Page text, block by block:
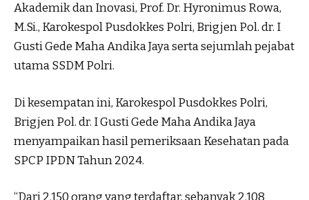
Akademik dan Inovasi, Prof. Dr. Hyronimus Rowa,
M.Si., Karokespol Pusdokkes Polri, Brigjen Pol. dr. I
Gusti Gede Maha Andika Jaya serta sejumlah pejabat
utama SSDM Polri.
Di kesempatan ini, Karokespol Pusdokkes Polri,
Brigjen Pol. dr. I Gusti Gede Maha Andika Jaya
menyampaikan hasil pemeriksaan Kesehatan pada
SPCP IPDN Tahun 2024.
“Dari 2.150 orang yang terdaftar, sebanyak 2.108